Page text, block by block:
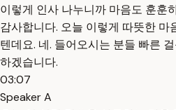
이렇게 인사 나누니까 마음도 훈훈
감사합니다. 오늘 이렇게 따뜻한 마
텐데요. 네. 들어오시는 분들 빠른
하겠습니다.
03:07
Speaker A